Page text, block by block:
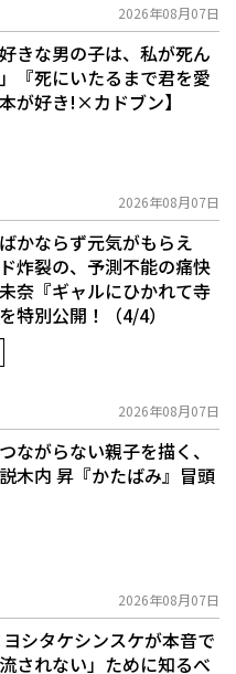
2026年08月07日
きな男の子は、私が死ん
――『死にいたるまで君を愛
が好き!×カドブン】
2026年08月07日
かならず元気がもらえ
炸裂の、予測不能の痛快
奈『ギャルにひかれて寺
特別公開！（4/4）
2026年08月07日
ながらない親子を描く、
――木内 昇『かたばみ』冒頭
2026年08月07日
シタケシンスケが本音で
されない」ために知るべ